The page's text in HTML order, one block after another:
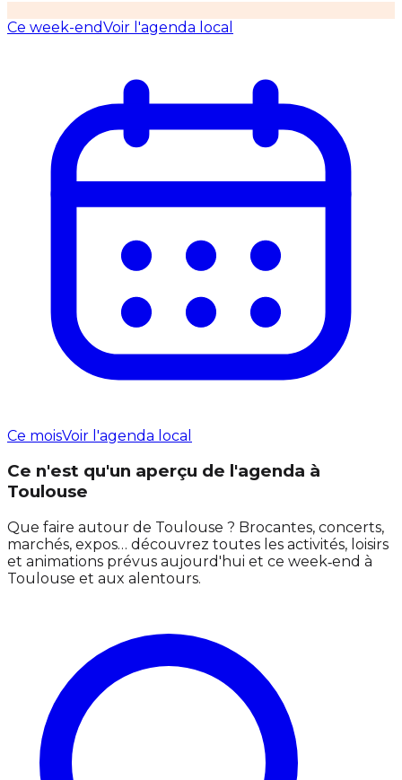
Ce week-endVoir l'agenda local
Ce moisVoir l'agenda local
Ce n'est qu'un aperçu de l'agenda à
Toulouse
Que faire autour de Toulouse ? Brocantes, concerts,
marchés, expos… découvrez toutes les activités, loisirs
et animations prévus aujourd'hui et ce week‑end à
Toulouse et aux alentours.